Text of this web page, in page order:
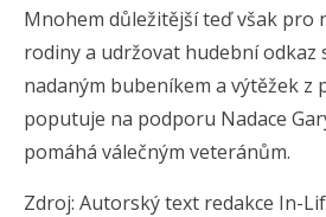
Mnohem důležitější teď však pro
rodiny a udržovat hudební odkaz
nadaným bubeníkem a výtěžek z
poputuje na podporu Nadace
pomáhá válečným veteránům.
Zdroj: Autorský text redakce In-